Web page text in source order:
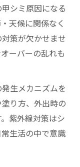
シミ原因になる
天候に関係なく
策が欠かせませ
ーバーの乱れも
生メカニズムを
り方、外出時の
紫外線対策はシ
生活の中で意識